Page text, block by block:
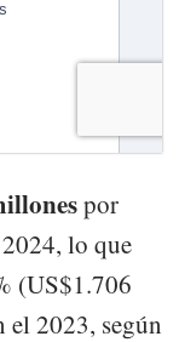
por
lo que
(US$1.706
el 2023, según